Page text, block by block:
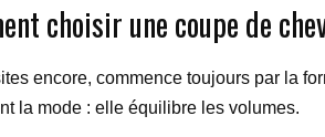
choisir une coupe de
encore, commence toujours par la
la mode : elle équilibre les volumes.